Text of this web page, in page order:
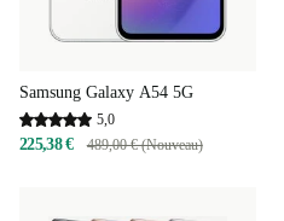
Samsung Galaxy A54 5G
5,0
225,38 € 489,00 € (Nouveau)